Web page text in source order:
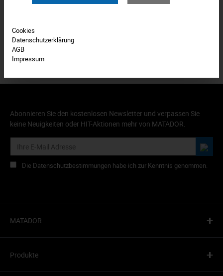
Abonnieren Sie den kostenlosen Newsletter und verpassen Sie
keine Neuigkeiten oder HIT-Aktionen mehr von MATADOR.
Die Datenschutzbestimmungen habe ich zur Kenntnis genommen.
MATADOR +
Produkte +
Cookies
Datenschutzerklärung
AGB
Impressum